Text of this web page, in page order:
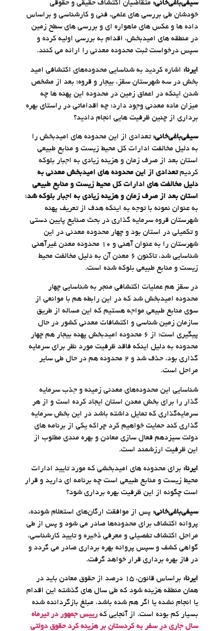
سیفی‌باغی‌خانی: متقاضیان اکتشاف حقیقی و حقوقی
خودشان طی بررسی های علمی، فنی و کارشناسی و براساس
داده ها و عکس های ماهواره ای و بررسی های سطح زمین
در منطقه های امیدبخش، اقدام به بررسی اولیه کرده و
سپس درخواست ثبت محدوده معدنی را ارائه می کنند.
ایرنا: اشاره کردید به شناسایی محدوده‌های اکتشافی امید
بخش در سه شهرستان سقز، بیجار و قروه؛ بعد از مشخص
شدن اینکه در اعماق زمین در محدوده این پهنه ها چه
میزان ماده معدنی وجود دارد؛ چه اقداماتی در راستای بهره
برداری از چنین ظرفیت هایی انجام دادید؟
سیفی‌باغی‌خانی: تعدادی از این محدوده های امیدبخش را
به دلیل مخالفت ادارات کل محیط زیست و منابع طبیعی
استان بعد از صرف زمان و هزینه زیادی به اجبار بلوکه
کردیمتعدادی از این محدوده های امیدبخش معدنی به
دلیل مخالفت های ادارات کل محیط زیست و منابع طبیعی
استان بعد از صرف زمان و هزینه زیادی به اجبار بلوکه شد؛
به عنوان نمونه با توجه به اینکه هدف از تعریف پهنه
شهرستان قروه سرمایه گذاری در بحث صنایع پایین دستی
و تکمیلی در استان بود و چهار محدوده معدنی در این
شهرستان را به عنوان آهنی و ۱۰ محدوده معدن غیرآهنی
شناسایی شد، تاکنون ۶ معدن آن به دلیل مخالفت محیط
زیست و منابع طبیعی بلوکه شده است.
در سقز هم عملیات اکتشافی منجر به شناسایی چهار
محدوده امیدبخش شد که در این رابطه هم با موانعی از
سوی منابع طبیعی مواجه هستیم که این مساله از طریق
سازمان زمین شناسی و اکتشافات معدنی کشور در حال
پیگیری است؛ از ۶ محدوده امیدبخش پهنه بیجار هم چهار
محدوده به دلیل اینکه فاقد ظرفیت مورد نظر برای سرمایه
گذاری بود، حذف شد و ۲ محدوده هم در حال طی سایر
مراحل است.
شناسایی این محدوده‌های معدنی زمینه و جذب سرمایه
گذار را برای بخش معدن استان ایجاد کرده است و از هر
سرمایه‌گذاری که تمایل داشته باشد در این بخش سرمایه
گذاری کند حمایت خواهیم کرد چراکه یکی از برنامه های
دولت سیزدهم فعال سازی معادن و بهره مندی مطلوب از
این ظرفیت ارزشمند است.
ایرنا: برای محدوده های امیدبخشی که مورد تایید ادارات
محیط زیست و منابع طبیعی است چه برنامه ای دارید و قرار
است چگونه از این ظرفیت بهره برداری شود؟
سیفی‌باغی‌خانی: پس از موافقت ارگان‌های استعلام شونده،
پروانه اکتشاف برای محدوده‌ها صادر می شود و پس از طی
مراحل اکتشاف تفصیلی و معرفی ذخیره و تایید کارشناسی،
گواهی کشف و سپس پروانه بهره برداری صادر می گردد و
در فاز بهره برداری قرار خواهد گرفت.
ایرنا:
براساس قانون، ۱۵ درصد از حقوق معادن باید در
همان منطقه هزینه شود که طی سال های گذشته این اقدام
یا انجام نشده یا اگر هم شده باشد، مبلغ بازگردانده شده
بسیار کم بوده است. از آنجایی که رییس جمهور در تیرماه
سال جاری در سفر به کردستان بر هزینه کرد حقوق دولتی